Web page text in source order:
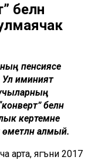
белән
пенсиясе
Ул иминият
белән
кертемне
өметләнә алмый.
арта, ягъни 2017